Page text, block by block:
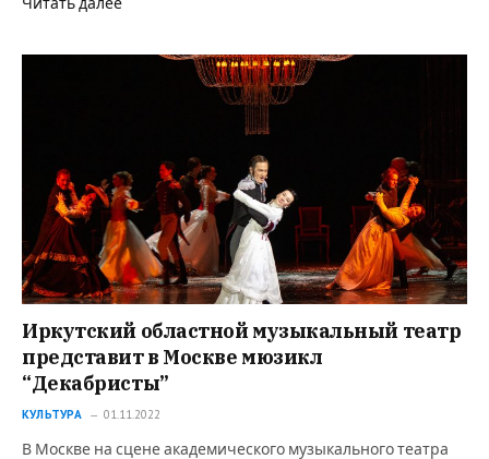
Читать далее
Иркутский областной музыкальный театр
представит в Москве мюзикл
“Декабристы”
КУЛЬТУРА 01.11.2022
В Москве на сцене академического музыкального театра